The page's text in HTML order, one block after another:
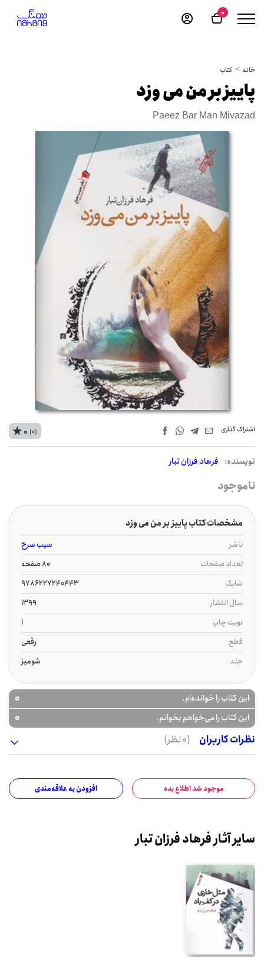
0
خانه کتاب
پاییز بر من می وزد
Paeez Bar Man Mivazad
اشتراک‌ گذاری
نويسنده: فرهاد فرزان تبار
0 (0)
ناموجود
مشخصات کتاب پاییز بر من می وزد
ناشر
سیب سرخ
تعداد صفحات
80 صفحه
شابک
9786227240443
سال انتشار
1399
نوبت چاپ
1
قطع
رقعی
جلد
شومیز
این کتاب را خوانده‌ام. 0
این کتاب را می‌خواهم بخوانم.
0
نظرات کاربران
(0 نظر)
موجود شد اطلاع بده افزودن به علاقه‌مندی
سایر آثار فرهاد فرزان تبار